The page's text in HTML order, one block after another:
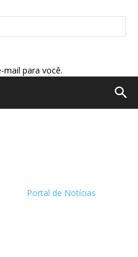
mail para você.
Portal de Notícias